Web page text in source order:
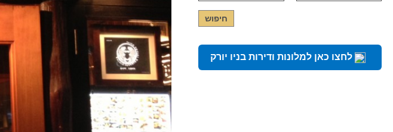
לחצו כאן למלונות ודירות בניו יורק